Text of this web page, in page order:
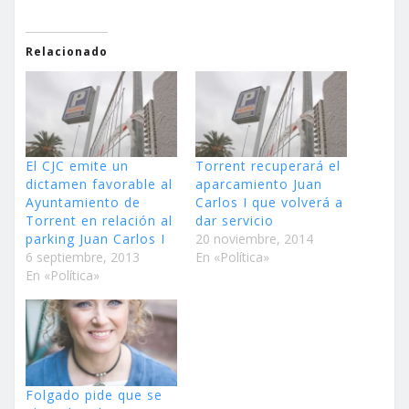
Relacionado
El CJC emite un
dictamen favorable al
Ayuntamiento de
Torrent en relación al
parking Juan Carlos I
6 septiembre, 2013
En «Política»
Torrent recuperará el
aparcamiento Juan
Carlos I que volverá a
dar servicio
20 noviembre, 2014
En «Política»
Folgado pide que se